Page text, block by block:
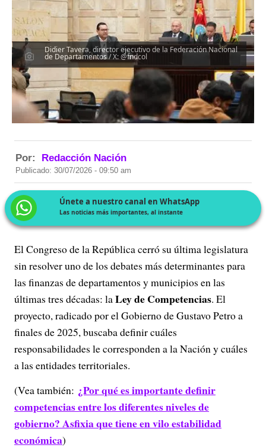
Didier Tavera, director ejecutivo de la Federación Nacional
de Departamentos / X: @fndcol
Por: Redacción Nación
Publicado: 30/07/2026 - 09:50 am
Únete a nuestro canal en WhatsApp
Las noticias más importantes, al instante
El Congreso de la República cerró su última legislatura
sin resolver uno de los debates más determinantes para
las finanzas de departamentos y municipios en las
últimas tres décadas: laLey de Competencias. El
proyecto, radicado por el Gobierno de Gustavo Petro a
finales de 2025, buscaba definir cuáles
responsabilidades le corresponden a la Nación y cuáles
a las entidades territoriales.
(Vea también: ¿Por qué es importante definir
competencias entre los diferentes niveles de
gobierno? Asfixia que tiene en vilo estabilidad
económica)